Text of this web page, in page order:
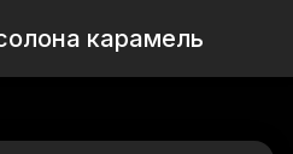
карамель